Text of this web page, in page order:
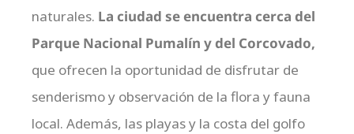
naturales. La ciudad se encuentra cerca del
Parque Nacional Pumalín y del Corcovado,
que ofrecen la oportunidad de disfrutar de
senderismo y observación de la flora y fauna
local. Además, las playas y la costa del golfo